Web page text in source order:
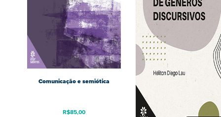
Comunicação e semiótica
R$85,00